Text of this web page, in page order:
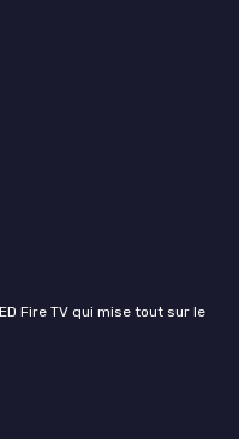
Fire TV qui mise tout sur le